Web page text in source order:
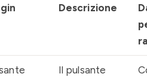
Descrizione
Il pulsante